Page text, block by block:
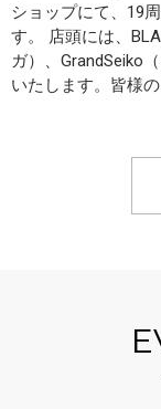
ショップにて、19
す。 店頭には、
ガ）、GrandSeiko
いたします。皆様